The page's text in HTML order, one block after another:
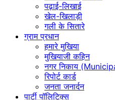
पढ़ाई-लिखाई
खेल-खिलाड़ी
गली के सितारे
ग्राम प्रधान
हमारे मुखिया
मुखियाजी कहिन
नगर निकाय
रिपोर्ट कार्ड
जनता जनार्दन
पार्टी पॉलिटिक्स